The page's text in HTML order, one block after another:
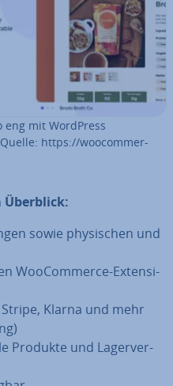
eng mit WordPress
https://woo­com­mer­
Überblick:
sowie phy­si­schen und
Woo­Com­mer­ce-Ex­ten­si­
Klarna und mehr
Produkte und La­ger­ver­